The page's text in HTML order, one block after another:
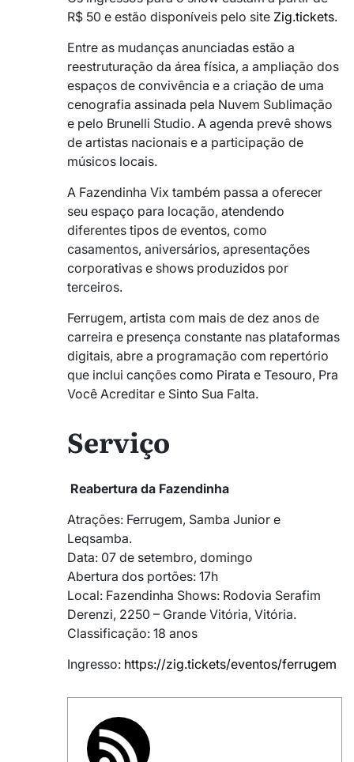
R$ 50 e estão disponíveis pelo site Zig.tickets.
Entre as mudanças anunciadas estão a
reestruturação da área física, a ampliação dos
espaços de convivência e a criação de uma
cenografia assinada pela Nuvem Sublimação
e pelo Brunelli Studio. A agenda prevê shows
de artistas nacionais e a participação de
músicos locais.
A Fazendinha Vix também passa a oferecer
seu espaço para locação, atendendo
diferentes tipos de eventos, como
casamentos, aniversários, apresentações
corporativas e shows produzidos por
terceiros.
Ferrugem, artista com mais de dez anos de
carreira e presença constante nas plataformas
digitais, abre a programação com repertório
que inclui canções como Pirata e Tesouro, Pra
Você Acreditar e Sinto Sua Falta.
Serviço
Reabertura da Fazendinha
Atrações: Ferrugem, Samba Junior e
Leqsamba.
Data: 07 de setembro, domingo
Abertura dos portões: 17h
Local: Fazendinha Shows: Rodovia Serafim
Derenzi, 2250 – Grande Vitória, Vitória.
Classificação: 18 anos
Ingresso: https://zig.tickets/eventos/ferrugem